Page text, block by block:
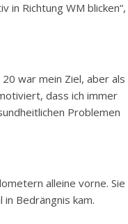
in Richtung WM blicken“,
war mein Ziel, aber als
dass ich immer
Problemen
alleine vorne. Sie
Bedrängnis kam.